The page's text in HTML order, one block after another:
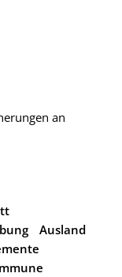
an
Ausland